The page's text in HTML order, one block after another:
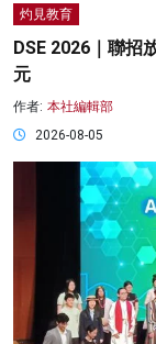
灼見教育
DSE 2026｜聯招
元
作者: 本社編輯部
2026-08-05